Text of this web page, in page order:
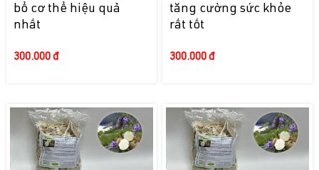
bổ cơ thể hiệu quả
nhất
300.000 đ
tăng cường sức khỏe
rất tốt
300.000 đ